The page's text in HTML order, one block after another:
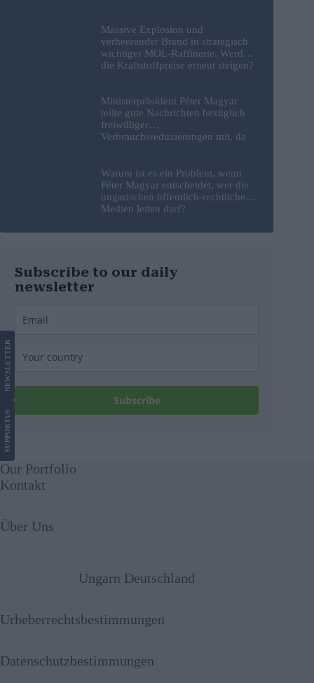
Massive Explosion und
verheerender Brand in strategisch
wichtiger MOL-Raffinerie: Werden
die Kraftstoffpreise erneut steigen?
Ministerpräsident Péter Magyar
teilte gute Nachrichten bezüglich
freiwilliger
Verbrauchsreduzierungen mit, da
Warum ist es ein Problem, wenn
Péter Magyar entscheidet, wer die
ungarischen öffentlich-rechtlichen
Medien leiten darf?
Subscribe to our daily
newsletter
Subscribe
SUPPORT
US
NEWS
LETTER
Our Portfolio
Kontakt
Über Uns
Ungarn Deutschland
Urheberrechtsbestimmungen
Datenschutzbestimmungen